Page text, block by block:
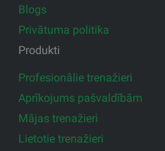
Blogs
Privātuma politika
Produkti
Profesionālie trenažieri
Aprīkojums pašvaldībām
Mājas trenažieri
Lietotie trenažieri